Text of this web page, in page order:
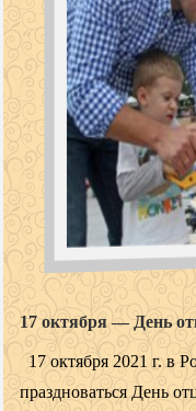
17 октября — День
17 октября 2021 г. в
праздноваться День